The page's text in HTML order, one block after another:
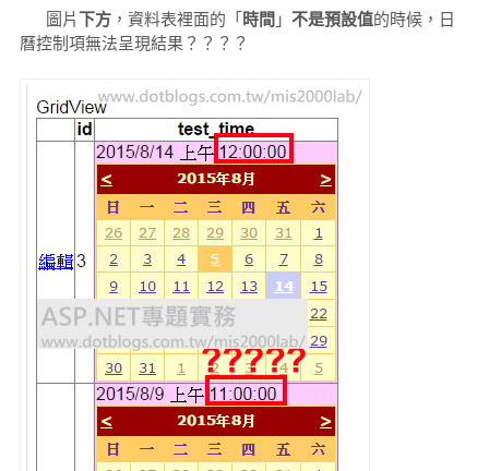
圖片下方，資料表裡面的「時間」 不是預設值的時候，日
曆控制項無法呈現結果？？？？